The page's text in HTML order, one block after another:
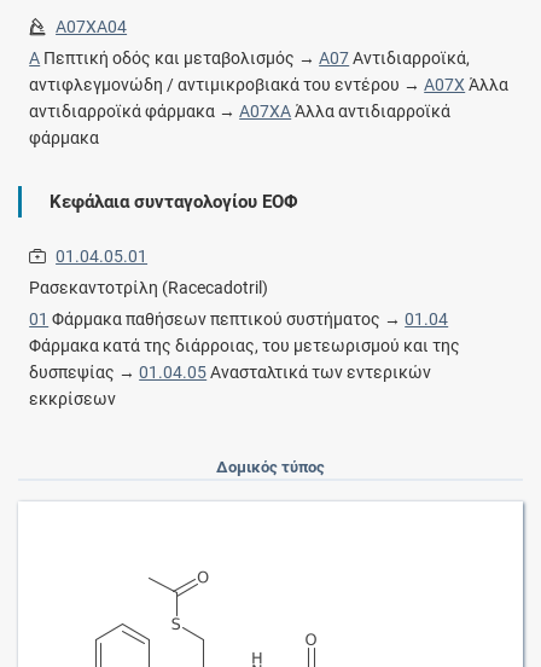
A07XA04
A Πεπτική οδός και μεταβολισμός →A07Αντιδιαρροϊκά,
αντιφλεγμονώδη / αντιμικροβιακά του εντέρου →A07X Άλλα
αντιδιαρροϊκά φάρμακα →A07XAΆλλα αντιδιαρροϊκά
φάρμακα
Κεφάλαια συνταγολογίου ΕΟΦ
01.04.05.01
Ρασεκαντοτρίλη (Racecadotril)
01 Φάρμακα παθήσεων πεπτικού συστήματος →01.04
Φάρμακα κατά της διάρροιας, του μετεωρισμού και της
δυσπεψίας →01.04.05Ανασταλτικά των εντερικών
εκκρίσεων
Δομικός τύπος